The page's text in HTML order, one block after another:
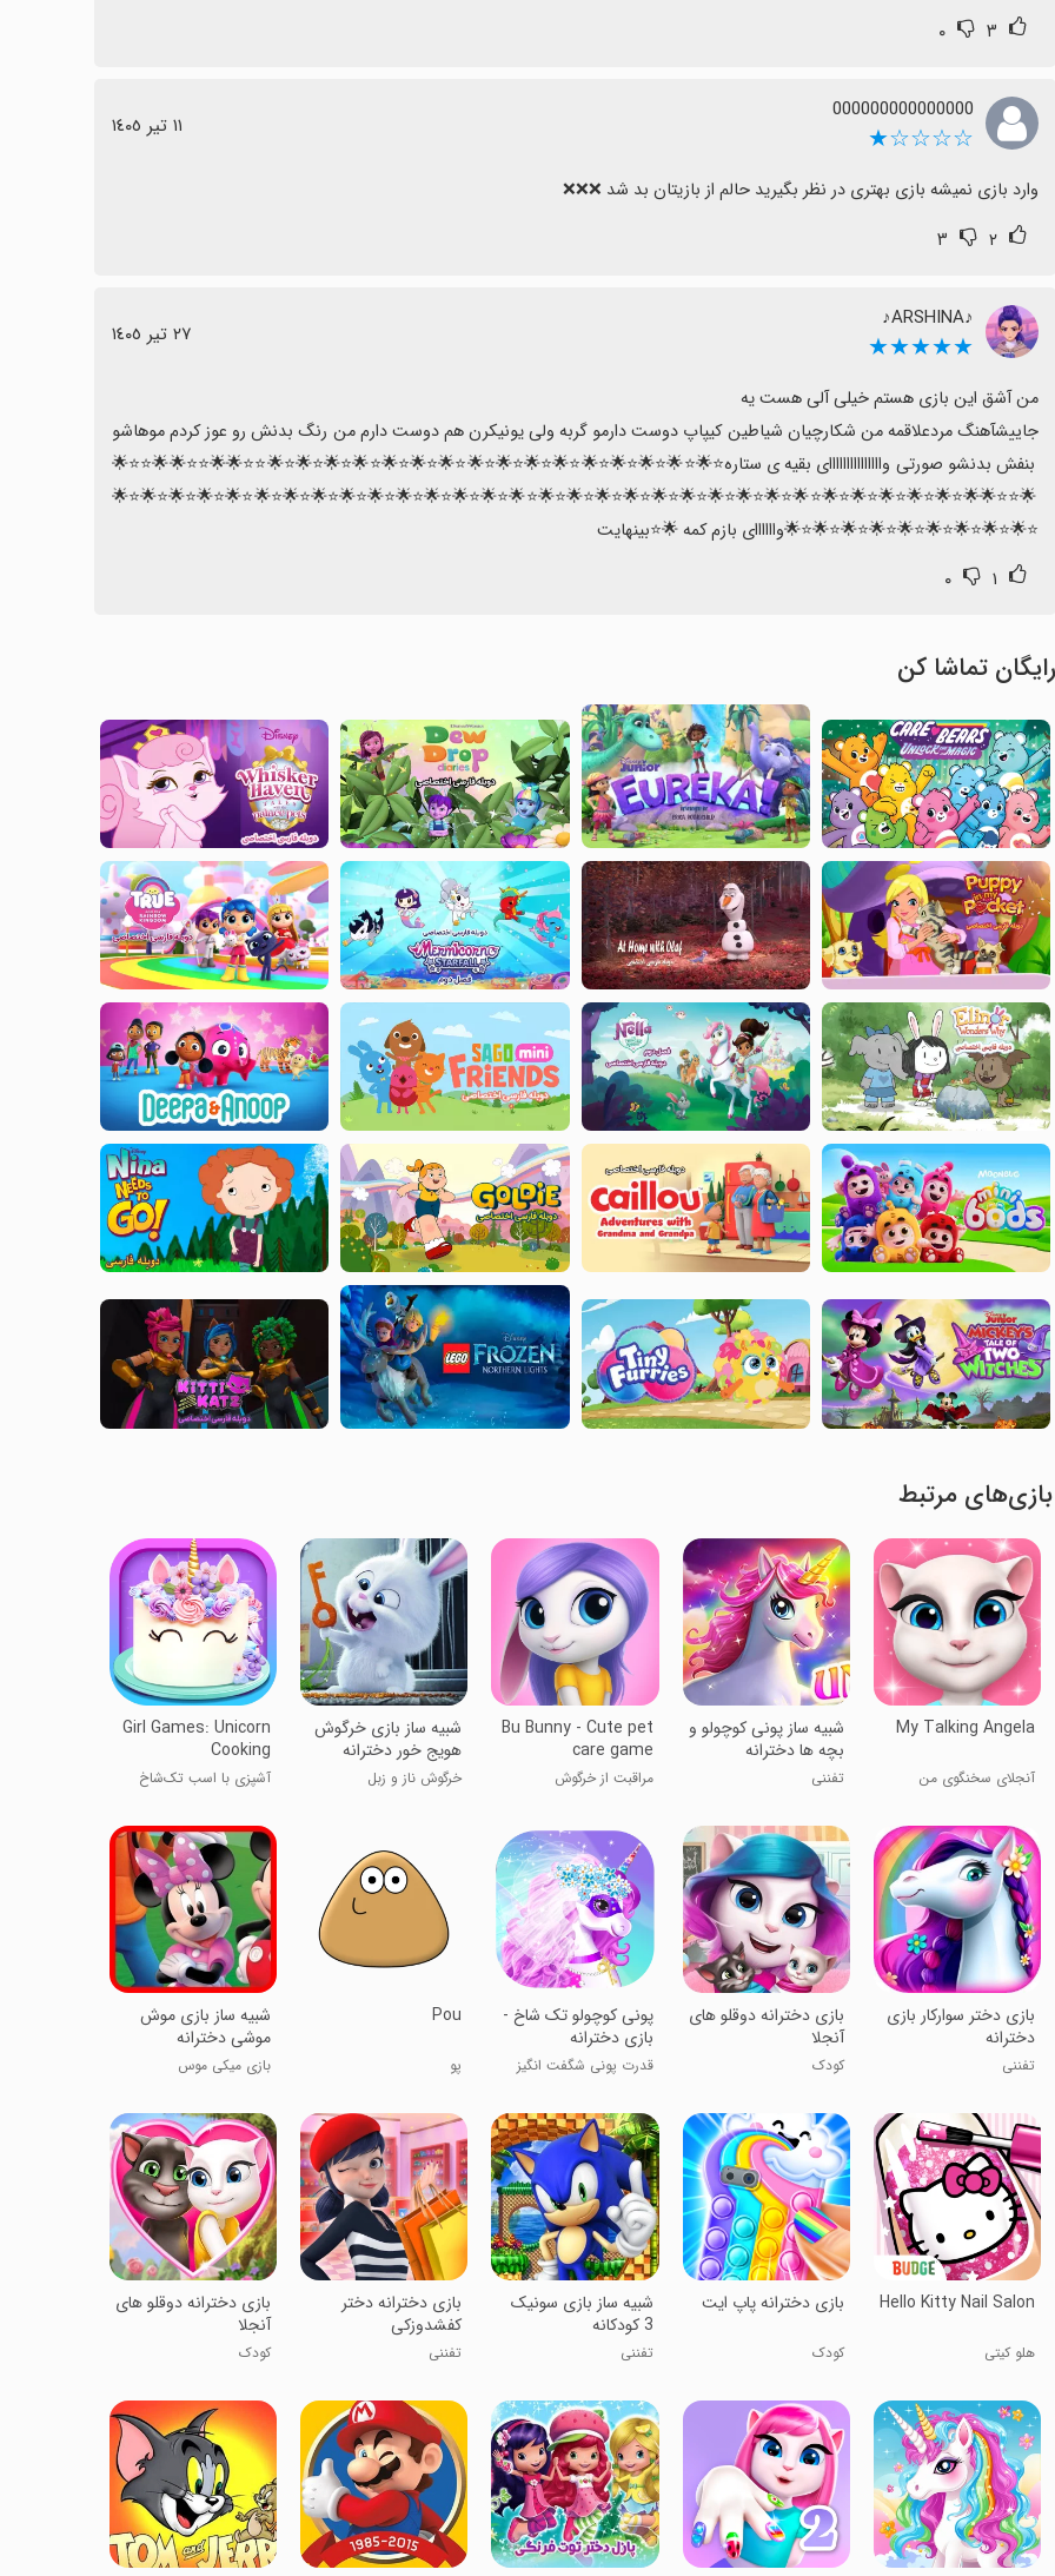
۳ ۰
000000000000000
☆☆☆☆★ ١١ تیر ١٤٠٥
وارد بازی نمیشه بازی بهتری در نظر بگیرید حالم از بازیتان بد شد ❌❌❌
۲ ۳
♪ARSHINA♪
★★★★★ ٢٧ تیر ١٤٠٥
بنفش بدنشو صورتی وااااااااااااااای بقیه ی ستاره⭐️🌟⭐️🌟⭐️🌟⭐️🌟⭐️🌟⭐️🌟⭐️🌟⭐️🌟⭐️🌟⭐️🌟⭐️🌟⭐️🌟⭐️🌟⭐️🌟⭐️🌟⭐️🌟⭐️⭐️🌟🌟⭐️⭐️🌟🌟⭐️⭐️🌟
🌟⭐️⭐️🌟🌟⭐️🌟⭐️🌟⭐️🌟⭐️🌟⭐️🌟⭐️🌟⭐️🌟⭐️🌟⭐️🌟⭐️🌟⭐️🌟⭐️🌟⭐️🌟⭐️🌟⭐️🌟⭐️🌟⭐️🌟⭐️🌟⭐️🌟⭐️🌟⭐️🌟⭐️🌟⭐️🌟⭐️🌟⭐️🌟⭐️🌟⭐️🌟⭐️🌟⭐️🌟⭐️🌟
⭐️🌟⭐️🌟⭐️🌟⭐️🌟⭐️🌟⭐️🌟⭐️🌟⭐️🌟⭐️🌟واااااای بازم کمه 🌟⭐️بینهایت
۱ ۰
رایگان تماشا کن
بازی‌های مرتبط
My Talking Angela
آنجلای سخنگوی من
شبیه ساز پونی کوچولو و
بچه ها دخترانه
تفننی
Bu Bunny - Cute pet
care game
مراقبت از خرگوش
شبیه ساز بازی خرگوش
هویج خور دخترانه
خرگوش ناز و زبل
Girl Games: Unicorn
Cooking
آشپزی با اسب تک‌شاخ
‏‏بازی دختر سوارکار بازی
دخترانه
تفننی
بازی دخترانه دوقلو های
آنجلا
کودک
پونی کوچولو تک شاخ -
بازی دخترانه
قدرت پونی شگفت انگیز
Pou
پو
شبیه ساز بازی موش
موشی دخترانه
بازی میکی موس
Hello Kitty Nail Salon
هلو کیتی
‏بازی دخترانه پاپ ایت
کودک
شبیه ساز بازی سونیک
3 کودکانه
تفننی
بازی دخترانه دختر
کفشدوزکی
تفننی
بازی دخترانه دوقلو های
آنجلا
کودک